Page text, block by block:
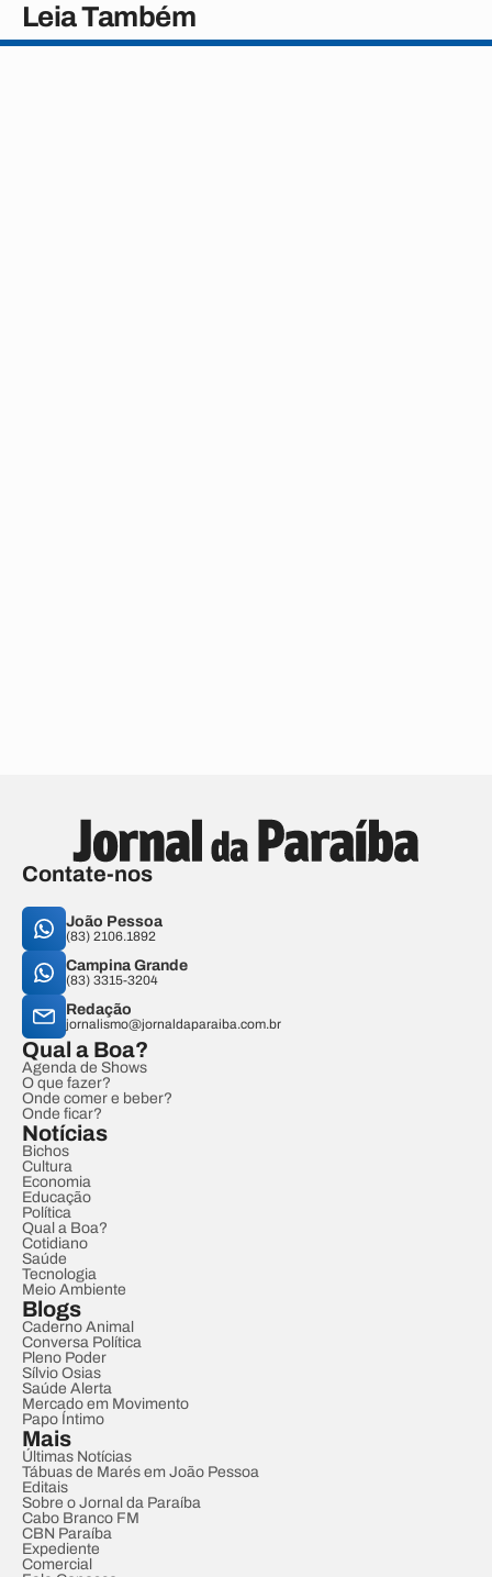
Leia Também
Contate-nos
João Pessoa
(83) 2106.1892
Campina Grande
(83) 3315-3204
Redação
jornalismo@jornaldaparaiba.com.br
Qual a Boa?
Agenda de Shows
O que fazer?
Onde comer e beber?
Onde ficar?
Notícias
Bichos
Cultura
Economia
Educação
Política
Qual a Boa?
Cotidiano
Saúde
Tecnologia
Meio Ambiente
Blogs
Caderno Animal
Conversa Política
Pleno Poder
Sílvio Osias
Saúde Alerta
Mercado em Movimento
Papo Íntimo
Mais
Últimas Notícias
Tábuas de Marés em João Pessoa
Editais
Sobre o Jornal da Paraíba
Cabo Branco FM
CBN Paraíba
Expediente
Comercial